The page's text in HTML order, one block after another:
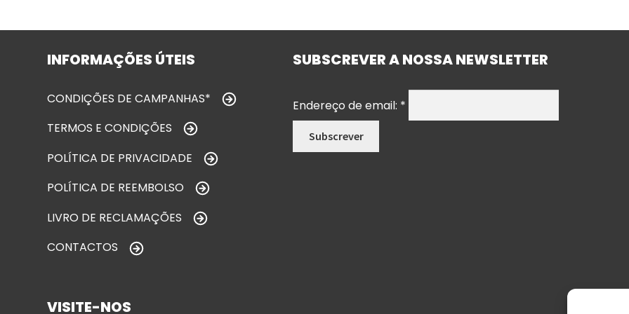
INFORMAÇÕES ÚTEIS
CONDIÇÕES DE CAMPANHAS*
TERMOS E CONDIÇÕES
POLÍTICA DE PRIVACIDADE
POLÍTICA DE REEMBOLSO
LIVRO DE RECLAMAÇÕES
CONTACTOS
SUBSCREVER A NOSSA NEWSLETTER
Endereço de email: *
VISITE-NOS